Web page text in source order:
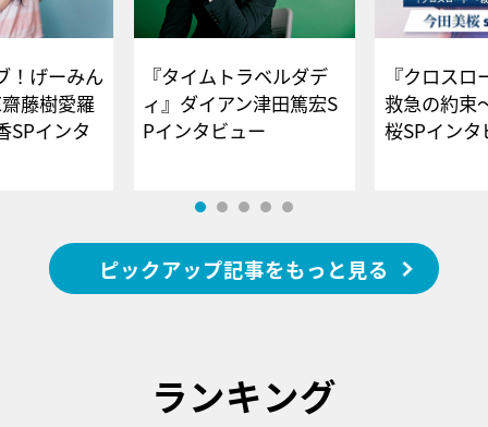
！げーみん
藤樹愛羅
SPインタ
『タイムトラベルダデ
ィ』ダイアン津田篤宏S
Pインタビュー
『クロス
救急の約束
桜SPイ
ピックアップ記事をもっと見る
ランキング